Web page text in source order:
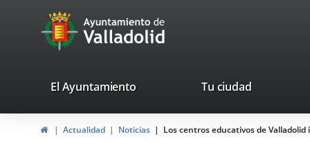
Portal
Web
Ayuntamiento
de
valladolid.es
El Ayuntamiento Tu ciudad
HomeActualidad Noticias Los centros educativos de